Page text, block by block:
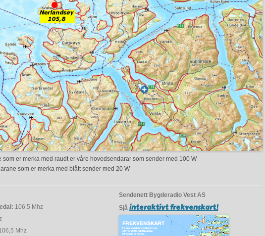
som er merka med raudt er våre hovedsendarar som sender med 100 W
som er merka med blått sender med 20 W
106,5 Mhz
Mhz
Sendenett Bygderadio Vest AS
Sjå interaktivt frekvenskart!